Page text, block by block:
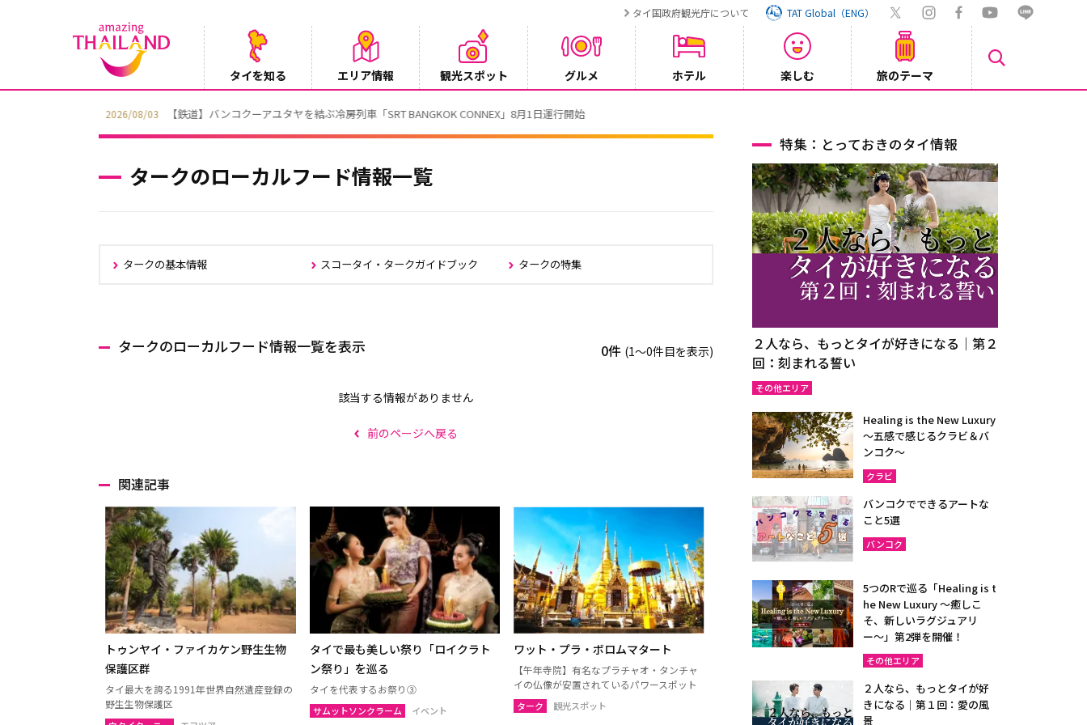
タイ国政府観光庁について TAT Global（ENG）
タイを知る エリア情報 観光スポット グルメ ホテル 楽しむ 旅のテーマ
2026/08/03 【鉄道】バンコクーアユタヤを結ぶ冷房列車「SRT BANGKOK CONNEX」8月1日運行開始
タークのローカルフード情報一覧
タークの基本情報 スコータイ・タークガイドブック タークの特集
タークのローカルフード情報一覧を表示 0件 (1〜0件目を表示)
該当する情報がありません
前のページへ戻る
関連記事
トゥンヤイ・ファイカケン野生生物
保護区群
タイ最大を誇る1991年世界自然遺産登録の
野生生物保護区
タイで最も美しい祭り「ロイクラト
ン祭り」を巡る
タイを代表するお祭り③
サムットソンクラーム イベント
ワット・プラ・ボロムマタート
【午年寺院】有名なプラチャオ・タンチャ
イの仏像が安置されているパワースポット
ターク 観光スポット
特集：とっておきのタイ情報
２人なら、もっとタイが好きになる｜第２
回：刻まれる誓い
その他エリア
Healing is the New Luxury
～五感で感じるクラビ＆バ
ンコク～
クラビ
バンコクでできるアートな
こと5選
バンコク
5つのRで巡る「Healing is t
he New Luxury ～癒しこ
そ、新しいラグジュアリ
ー〜」第2弾を開催！
その他エリア
２人なら、もっとタイが好
きになる｜第１回：愛の風
景